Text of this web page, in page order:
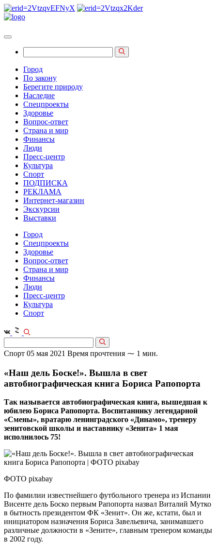
Город
По закону
Берегите природу
Наследие
Спецпроекты
Здоровье
Вопрос-ответ
Страна и мир
Финансы
Люди
Пресс-центр
Культура
Спорт
ПОДПИСКА
РЕКЛАМА
Интернет-магазин
Экскурсии
Выставки
Город
Спецпроекты
Здоровье
Вопрос-ответ
Страна и мир
Финансы
Люди
Пресс-центр
Культура
Спорт
Спорт 05 мая 2021 Время прочтения ⁓ 1 мин.
«Наш дель Боске!». Вышла в свет
автобиографическая книга Бориса Рапопорта
Так называется автобиографическая книга, вышедшая к
юбилею Бориса Рапопорта. Воспитаннику легендарной
«Смены», вратарю ленинградского «Динамо», тренеру
зенитовской школы и наставнику «Зенита» 1 мая
исполнилось 75!
ФОТО pixabay
По фамилии известнейшего футбольного тренера из Испании
Висенте дель Боско первым Рапопорта назвал Виталий Мутко
в бытность президентом ФК «Зенит». Он же, кстати, был и
инициатором назначения Бориса Завельевича, занимавшего
различные должности в «Зените», главным тренером команды
в 2002 году.